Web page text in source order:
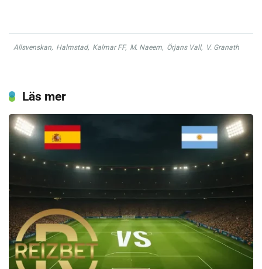
Allsvenskan, Halmstad, Kalmar FF, M. Naeem, Örjans Vall, V. Granath
Läs mer